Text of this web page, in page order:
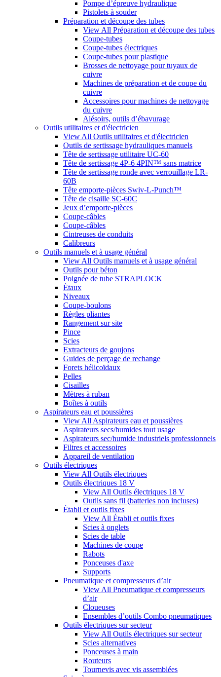
Pompe d’épreuve hydraulique
Pistolets à souder
Préparation et découpe des tubes
View All Préparation et découpe des tubes
Coupe-tubes
Coupe-tubes électriques
Coupe-tubes pour plastique
Brosses de nettoyage pour tuyaux de
cuivre
Machines de préparation et de coupe du
cuivre
Accessoires pour machines de nettoyage
du cuivre
Alésoirs, outils d’ébavurage
Outils utilitaires et d'électricien
View All Outils utilitaires et d'électricien
Outils de sertissage hydrauliques manuels
Tête de sertissage utilitaire UC-60
Tête de sertissage 4P-6 4PIN™ sans matrice
Tête de sertissage ronde avec verrouillage LR-
60B
Tête emporte-pièces Swiv-L-Punch™
Tête de cisaille SC-60C
Jeux d’emporte-pièces
Coupe-câbles
Coupe-câbles
Cintreuses de conduits
Calibreurs
Outils manuels et à usage général
View All Outils manuels et à usage général
Outils pour béton
Poignée de tube STRAPLOCK
Étaux
Niveaux
Coupe-boulons
Règles pliantes
Rangement sur site
Pince
Scies
Extracteurs de goujons
Guides de perçage de rechange
Forets hélicoïdaux
Pelles
Cisailles
Mètres à ruban
Boîtes à outils
Aspirateurs eau et poussières
View All Aspirateurs eau et poussières
Aspirateurs secs/humides tout usage
Aspirateurs sec/humide industriels professionnels
Filtres et accessoires
Appareil de ventilation
Outils électriques
View All Outils électriques
Outils électriques 18 V
View All Outils électriques 18 V
Outils sans fil (batteries non incluses)
Établi et outils fixes
View All Établi et outils fixes
Scies à onglets
Scies de table
Machines de coupe
Rabots
Ponceuses d'axe
Supports
Pneumatique et compresseurs d’air
View All Pneumatique et compresseurs
d’air
Cloueuses
Ensembles d’outils Combo pneumatiques
Outils électriques sur secteur
View All Outils électriques sur secteur
Scies alternatives
Ponceuses à main
Routeurs
Tournevis avec vis assemblées